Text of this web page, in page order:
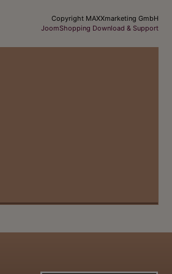
Copyright MAXXmarketing GmbH
JoomShopping Download & Support